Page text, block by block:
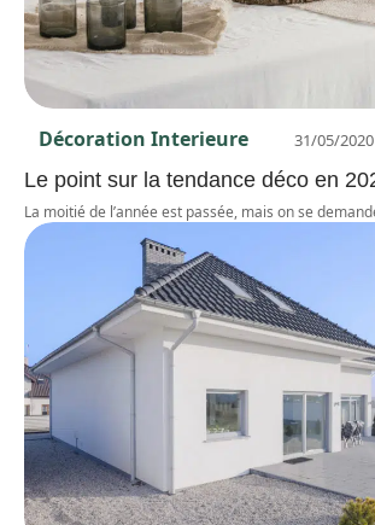
Décoration Interieure 31/05/2020
Le point sur la tendance déco en
La moitié de l’année est passée, mais on se